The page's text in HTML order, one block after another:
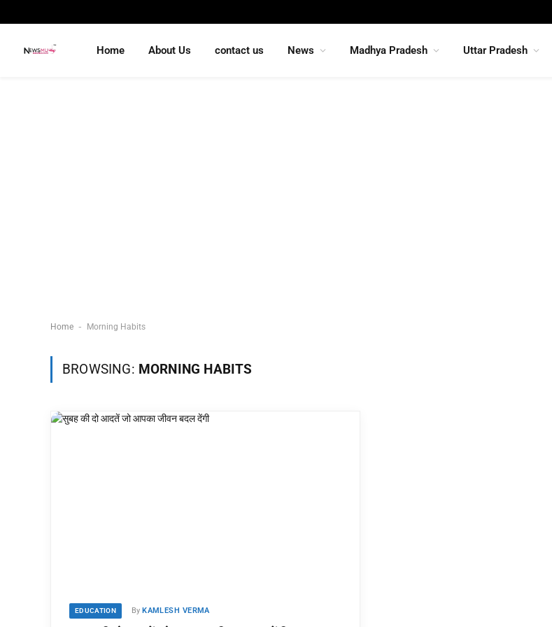
Home About Us contact us News Madhya Pradesh Uttar Pradesh
Home - Morning Habits
BROWSING: MORNING HABITS
EDUCATION By KAMLESH VERMA